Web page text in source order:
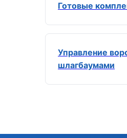
Готовые
Управление
шлагбаумами